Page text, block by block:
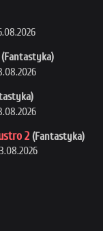
(Fantastyka)
2 (Fantastyka)